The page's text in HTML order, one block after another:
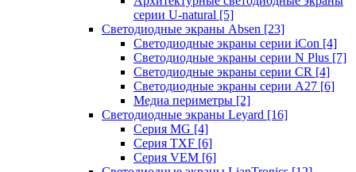
серии U-natural [5]
Светодиодные экраны Absen [23]
Светодиодные экраны серии iCon [4]
Светодиодные экраны серии N Plus [7]
Светодиодные экраны серии CR [4]
Светодиодные экраны серии А27 [6]
Медиа периметры [2]
Светодиодные экраны Leyard [16]
Серия MG [4]
Серия TXF [6]
Серия VEM [6]